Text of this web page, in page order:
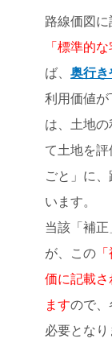
路線価図
「標準的
ば、 奥行き
利用価値が
は、土地
て土地を
ごと」に
います。
当該「補
が、この
価に記載
ますので、
必要となり